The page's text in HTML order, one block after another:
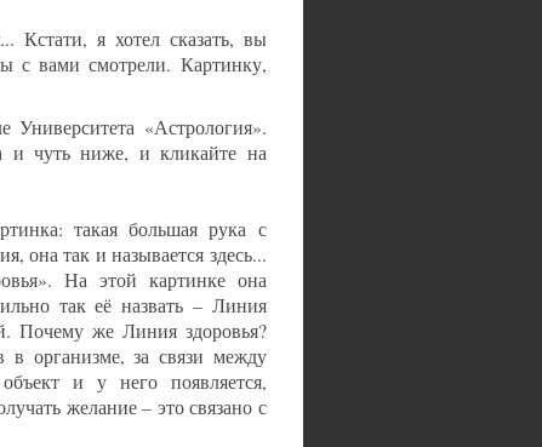
Кстати, я хотел сказать, вы
с вами смотрели. Картинку,
«Астрология».
и чуть ниже, и кликайте на
такая большая рука с
она так и называется здесь...
На этой картинке она
так её назвать – Линия
Почему же Линия здоровья?
организме, за связи между
и у него появляется,
желание – это связано с